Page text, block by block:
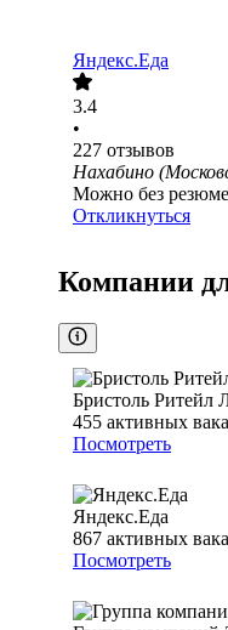
Яндекс.Еда
3.4
•
227 отзывов
Нахабино
Можно без резюме
Откликнуться
Компании
Бристоль Ритейл
455 активных
Посмотреть
Яндекс.Еда
867 активных
Посмотреть